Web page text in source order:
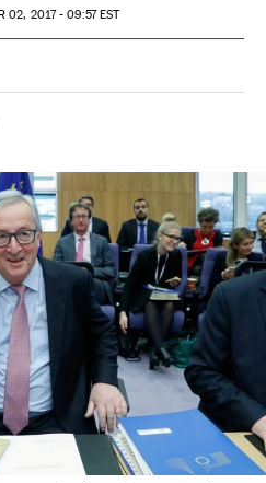
02, 2017 - 09:57EST
Sociales